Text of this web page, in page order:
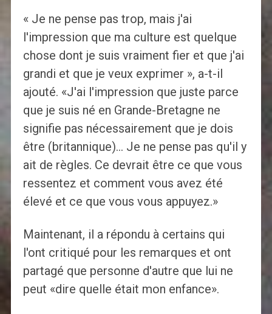
« Je ne pense pas trop, mais j'ai
l'impression que ma culture est quelque
chose dont je suis vraiment fier et que j'ai
grandi et que je veux exprimer », a-t-il
ajouté. «J'ai l'impression que juste parce
que je suis né en Grande-Bretagne ne
signifie pas nécessairement que je dois
être (britannique)… Je ne pense pas qu'il y
ait de règles. Ce devrait être ce que vous
ressentez et comment vous avez été
élevé et ce que vous vous appuyez.»
Maintenant, il a répondu à certains qui
l'ont critiqué pour les remarques et ont
partagé que personne d'autre que lui ne
peut «dire quelle était mon enfance».